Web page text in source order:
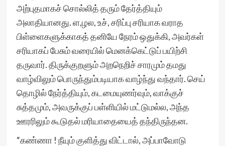
அற்புதமாகச் சொல்லித் தரும் தேர்த்தியும்
அலாதியானது. ள,ழல, உச், சரிப்பு சரியாக வராத
பிள்ளைகளுக்காகத் தனியே நேரம் ஒதுக்கி, அவர்கள்
சரியாகப் பேசும் வரையில் மெனக்கெட்டுப் பயிற்சி
தருவார். திருக்குறளும் அறநெறிச் சாரமும் தமது
வாழ்விலும் பொருந்தும்படியாக வாழ்ந்து வந்தார். செய்
தொழில் நேர்த்தியும், கடமையுணர்வும், வாக்குச்
சுத்தமும், அவருக்குப் பள்ளியில் மட்டுமல்ல, அந்த
ஊரரிலும் கூடுதல் மரியாதையைத் தந்திருந்தன.
“கண்ணா ! நீயும் குளித்து விட்டால், அப்பாவோடு